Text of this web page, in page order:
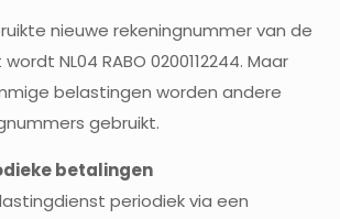
nieuwe rekeningnummer van de
NL04 RABO 0200112244. Maar
belastingen worden andere
gebruikt.
betalingen
periodiek via een